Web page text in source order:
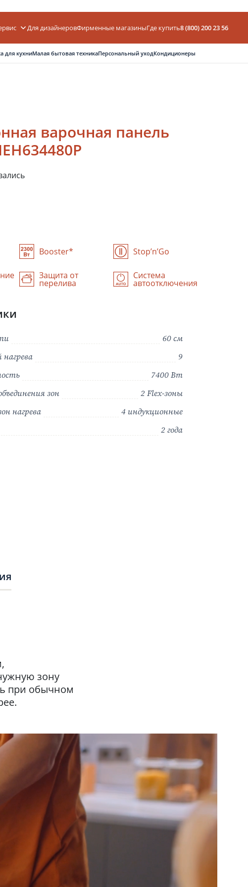
Для дизайнеровФирменные магазиныГде купить8 (800) 200 23 56
для кухниМалая бытовая техникаПерсональный уходКондиционеры
варочная панель
Booster* Stop’n’Go
Защита от
перелива
Система
автоотключения
60 см
нагрева
9
7400 Вт
зон
2 Flex-зоны
нагрева
4 индукционные
2 года
зону
при обычном